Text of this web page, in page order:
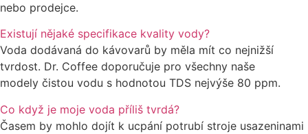
nebo prodejce.
Existují nějaké specifikace kvality vody?
Voda dodávaná do kávovarů by měla mít co nejnižší
tvrdost. Dr. Coffee doporučuje pro všechny naše
modely čistou vodu s hodnotou TDS nejvýše 80 ppm.
Co když je moje voda příliš tvrdá?
Časem by mohlo dojít k ucpání potrubí stroje usazeninami